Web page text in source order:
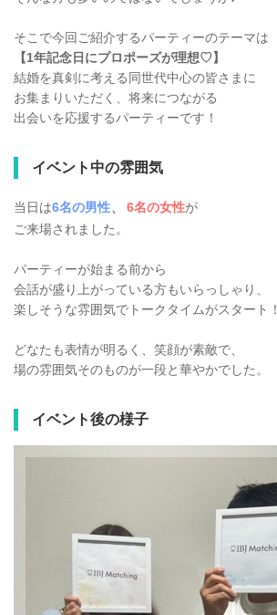
そこで今回ご紹介するパーティーのテーマは
【1年記念日にプロポーズが理想♡】
結婚を真剣に考える同世代中心の皆さまに
お集まりいただく、将来につながる
出会いを応援するパーティーです！
イベント中の雰囲気
当日は6名の男性、 6名の女性が
ご来場されました。
パーティーが始まる前から
会話が盛り上がっている方もいらっしゃり、
楽しそうな雰囲気でトークタイムがスタート！
どなたも表情が明るく、笑顔が素敵で、
場の雰囲気そのものが一段と華やかでした。
イベント後の様子